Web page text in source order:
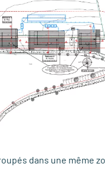
dans une même